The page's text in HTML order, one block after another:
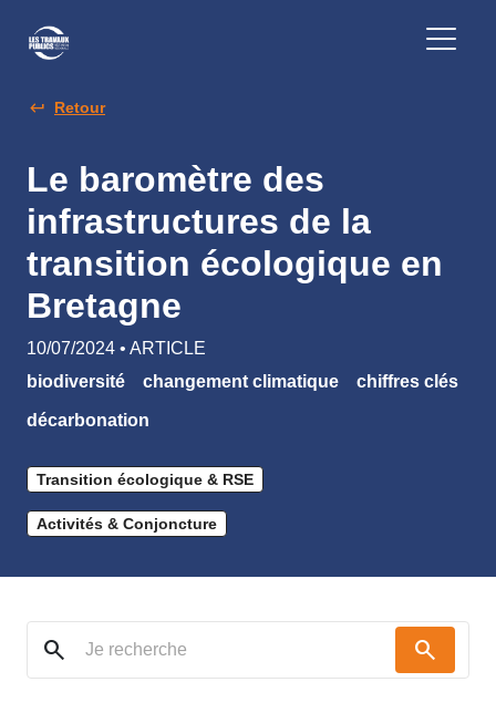
Retour
Le baromètre des
infrastructures de la
transition écologique en
Bretagne
10/07/2024 • ARTICLE
biodiversité
changement climatique chiffres clés
décarbonation
Transition écologique & RSE
Activités & Conjoncture
search search